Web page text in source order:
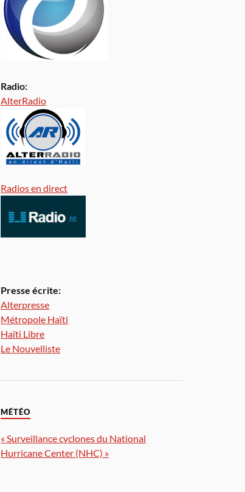
Radio:
AlterRadio
Radios en direct
Presse écrite:
Alterpresse
Métropole Haïti
Haïti Libre
Le Nouvelliste
MÉTÉO
« Surveillance cyclones du National
Hurricane Center (NHC) »